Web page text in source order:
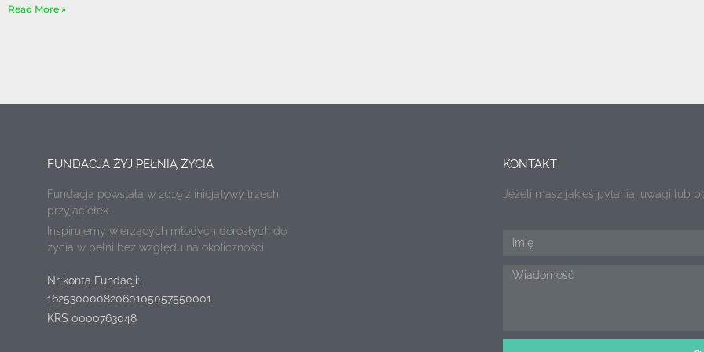
Read More »
FUNDACJA ŻYJ PEŁNIĄ ŻYCIA
Fundacja powstała w 2019 z inicjatywy trzech
przyjaciółek
Inspirujemy wierzących młodych dorosłych do
życia w pełni bez względu na okoliczności.
Nr konta Fundacji:
16253000082060105057550001
KRS 0000763048
KONTAKT
Jeżeli masz jakieś pytania, uwagi lub